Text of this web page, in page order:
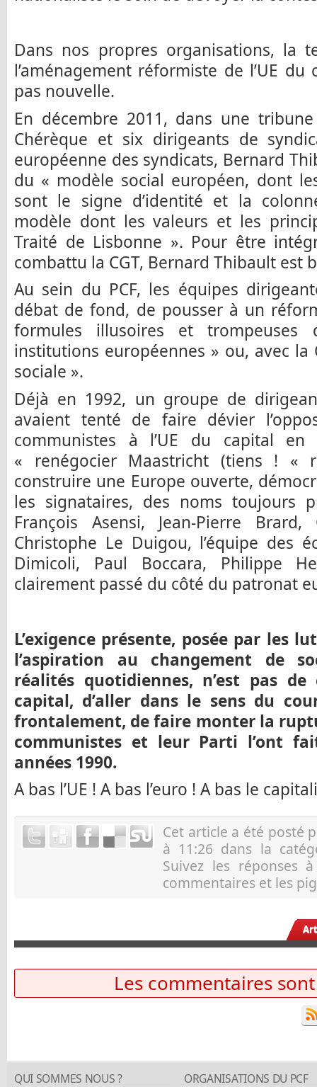
Dans nos propres organisations, la
l’aménagement réformiste de l’UE
pas nouvelle.
En décembre 2011, dans une
Chérèque et six dirigeants de
européenne des syndicats, Bernard
du « modèle social européen, dont
sont le signe d’identité et la
modèle dont les valeurs et les
Traité de Lisbonne ». Pour être
combattu la CGT, Bernard Thibault est
Au sein du PCF, les équipes
débat de fond, de pousser à un
formules illusoires et
institutions européennes » ou, avec la
sociale ».
Déjà en 1992, un groupe de
avaient tenté de faire dévier
communistes à l’UE du capital
« renégocier Maastricht (tiens ! «
construire une Europe ouverte,
les signataires, des noms toujours
François Asensi, Jean-Pierre Brard,
Christophe Le Duigou, l’équipe des
Dimicoli, Paul Boccara, Philippe
clairement passé du côté du patronat
L’exigence présente, posée par les
l’aspiration au changement de
réalités quotidiennes, n’est pas de
capital, d’aller dans le sens du
frontalement, de faire monter la
communistes et leur Parti l’ont
années 1990.
A bas l’UE ! A bas l’euro ! A bas le
Cet article a été posté
à 11:26 dans la
Suivez les réponses
commentaires et les
Les commentaires
QUI SOMMES NOUS ? ORGANISATIONS DU PCF